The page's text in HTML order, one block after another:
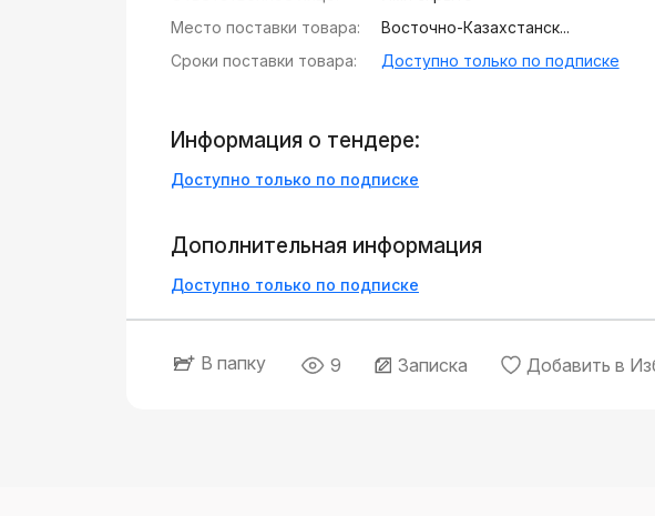
Место поставки товара:
Восточно-Казахстанск...
Сроки поставки товара:
Доступно только по подписке
Информация о тендере:
Доступно только по подписке
Дополнительная информация
Доступно только по подписке
В папку 9 Записка Добавить в